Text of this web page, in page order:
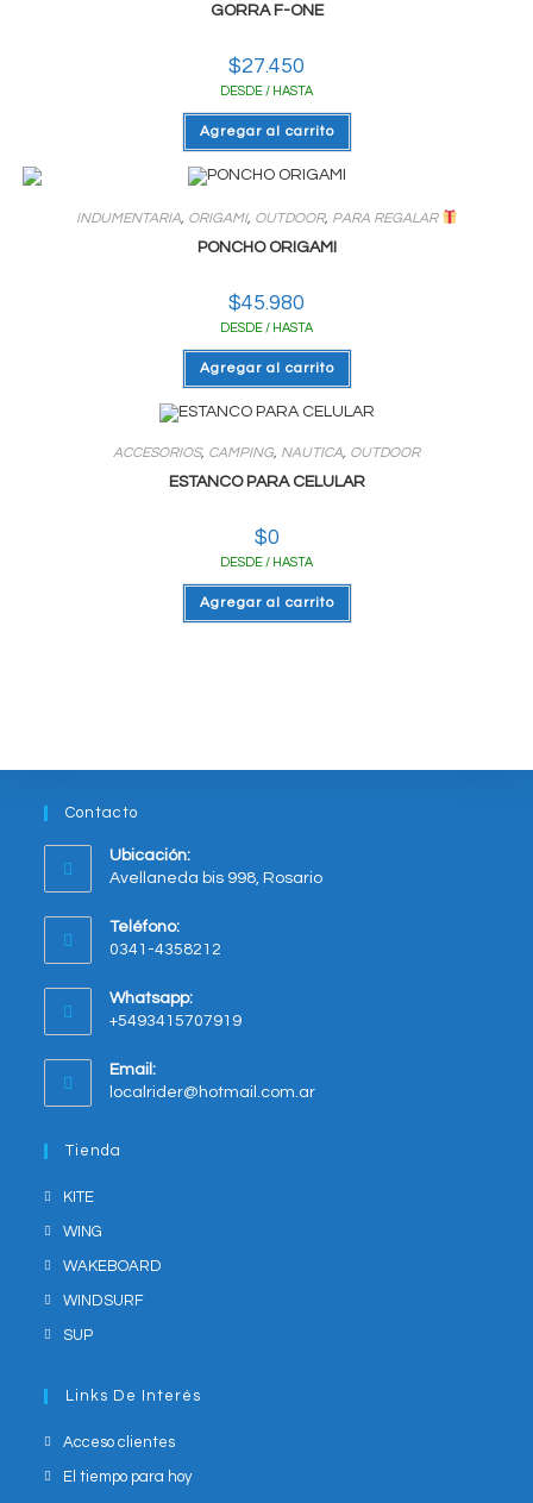
GORRA F-ONE
$27.450
DESDE / HASTA
Agregar al carrito
INDUMENTARIA, ORIGAMI, OUTDOOR, PARA REGALAR
PONCHO ORIGAMI
$45.980
DESDE / HASTA
Agregar al carrito
ACCESORIOS, CAMPING, NAUTICA, OUTDOOR
ESTANCO PARA CELULAR
$0
DESDE / HASTA
Agregar al carrito
Contacto
Ubicación:
Avellaneda bis 998, Rosario
in
new
tab
Teléfono:
0341-4358212
Whatsapp:
+5493415707919
in
Email:
localrider@hotmail.com.arOpens
Tienda
KITE
WING
WAKEBOARD
WINDSURF
SUP
Links De Interés
Acceso clientes
El tiempo para hoy